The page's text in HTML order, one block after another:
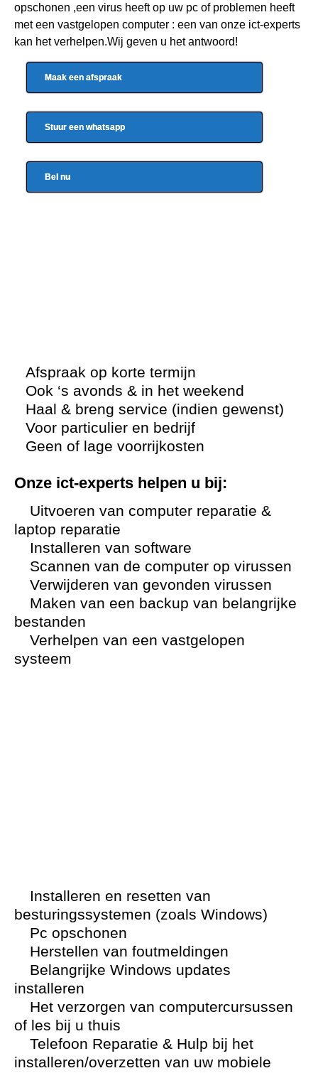
opschonen ,een virus heeft op uw pc of problemen heeft
met een vastgelopen computer : een van onze ict-experts
kan het verhelpen.Wij geven u het antwoord!
Maak een afspraak
Stuur een whatsapp
Bel nu
Afspraak op korte termijn
Ook ‘s avonds & in het weekend
Haal & breng service (indien gewenst)
Voor particulier en bedrijf
Geen of lage voorrijkosten
Onze ict-experts helpen u bij:
Uitvoeren van computer reparatie &
laptop reparatie
Installeren van software
Scannen van de computer op virussen
Verwijderen van gevonden virussen
Maken van een backup van belangrijke
bestanden
Verhelpen van een vastgelopen
systeem
Installeren en resetten van
besturingssystemen (zoals Windows)
Pc opschonen
Herstellen van foutmeldingen
Belangrijke Windows updates
installeren
Het verzorgen van computercursussen
of les bij u thuis
Telefoon Reparatie & Hulp bij het
installeren/overzetten van uw mobiele